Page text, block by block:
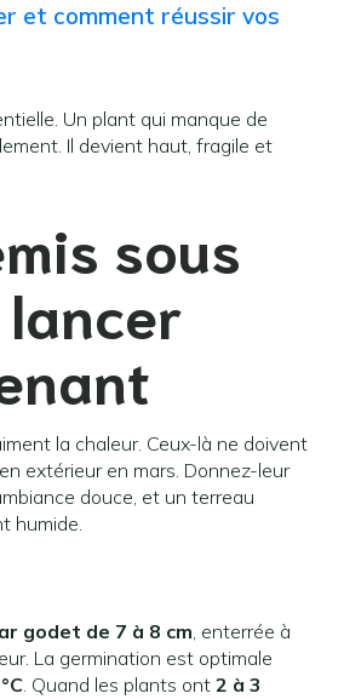
et comment réussir vos
Un plant qui manque de
Il devient haut, fragile et
sous
la chaleur. Ceux-là ne doivent
extérieur en mars. Donnez-leur
douce, et un terreau
humide.
godet de 7 à 8 cm, enterrée à
La germination est optimale
. Quand les plants ont 2 à 3